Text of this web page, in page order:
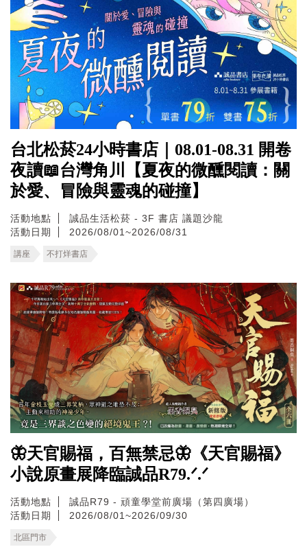
台北松菸24小時書店｜08.01-08.31 開卷
夜讀📖台灣角川【夏夜的微醺閱讀：關
於愛、冒險與靈魂的碰撞】
活動地點
誠品生活松菸 - 3F 書店 議題沙龍
活動日期
2026/08/01~2026/08/31
講座 不打烊書店
🦋天官賜福，百無禁忌🦋《天官賜福》
小說原畫展降臨誠品R79.ᐟ.ᐟ
活動地點
誠品R79 - 頑童學堂前廣場（第四廣場）
活動日期
2026/08/01~2026/09/30
北區門市